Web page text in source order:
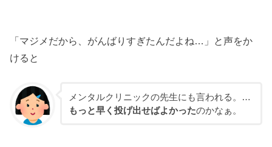
「マジメだから、がんばりすぎたんだよね…」と声をか
けると
メンタルクリニックの先生にも言われる。…
もっと早く投げ出せばよかったのかなぁ。